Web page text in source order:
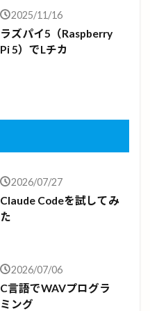
2025/11/16
ラズパイ5（Raspberry
Pi 5）でLチカ
2026/07/27
Claude Codeを試してみ
た
2026/07/06
C言語でWAVプログラ
ミング